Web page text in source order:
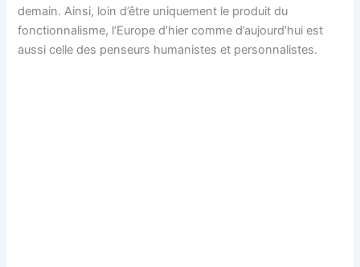
demain. Ainsi, loin d’être uniquement le produit du
fonctionnalisme, l’Europe d’hier comme d’aujourd’hui est
aussi celle des penseurs humanistes et personnalistes.